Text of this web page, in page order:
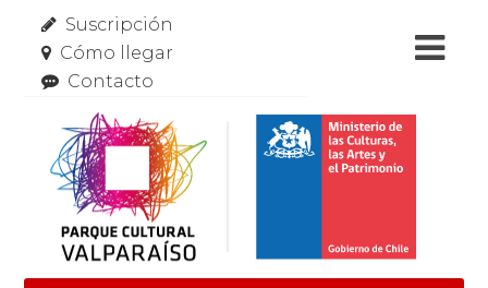
Suscripción
Cómo llegar
Contacto